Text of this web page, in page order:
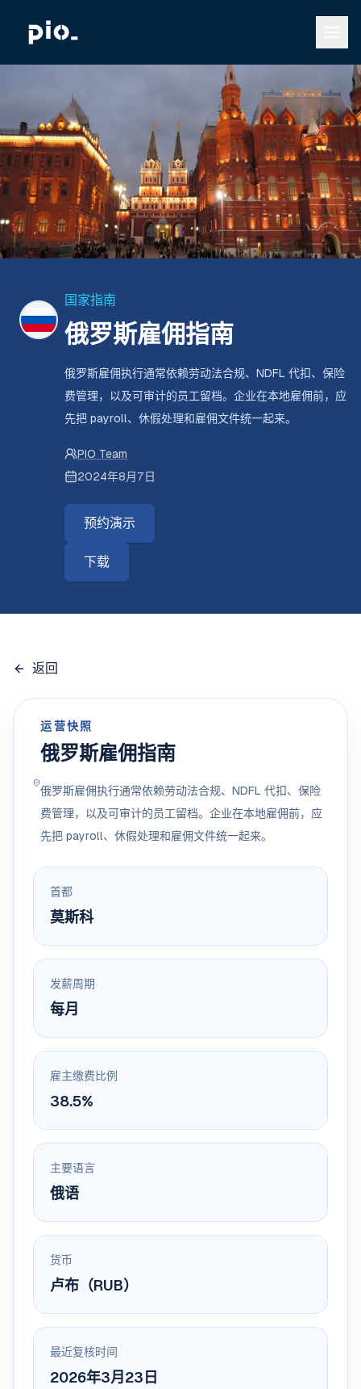
国家指南
俄罗斯雇佣指南
俄罗斯雇佣执行通常依赖劳动法合规、NDFL 代扣、保险
费管理，以及可审计的员工留档。企业在本地雇佣前，应
先把 payroll、休假处理和雇佣文件统一起来。
PIO Team
2024年8月7日
预约演示
下载
返回
运营快照
俄罗斯雇佣指南
俄罗斯雇佣执行通常依赖劳动法合规、NDFL 代扣、保险
费管理，以及可审计的员工留档。企业在本地雇佣前，应
先把 payroll、休假处理和雇佣文件统一起来。
首都
莫斯科
发薪周期
每月
雇主缴费比例
38.5%
主要语言
俄语
货币
卢布（RUB）
最近复核时间
2026年3月23日